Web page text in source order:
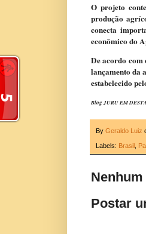
O projeto
produção
conecta
econômico do
De acordo
lançamento da
estabelecido
Blog JURU EM
By Geraldo Luiz
Labels: Brasil
Postar